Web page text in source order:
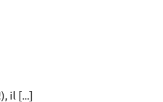
il [...]